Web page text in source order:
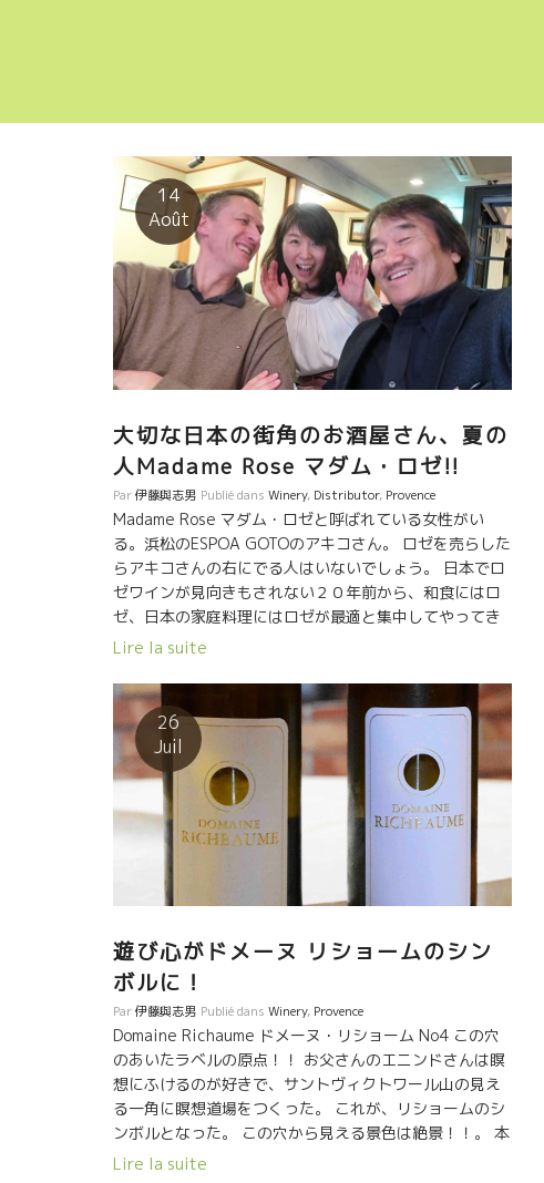
14
Août
大切な日本の街角のお酒屋さん、夏の
人Madame Rose マダム・ロゼ!!
Par伊藤與志男 Publié dans Winery, Distributor, Provence
Madame Rose マダム・ロゼと呼ばれている女性がい
る。浜松のESPOA GOTOのアキコさん。 ロゼを売らした
らアキコさんの右にでる人はいないでしょう。 日本でロ
ゼワインが見向きもされない２０年前から、和食にはロ
ゼ、日本の家庭料理にはロゼが最適と集中してやってき
た人。 流石のマダム・ロゼ。 プロヴァンスにも名前が
の１月に浜松を訪問。 マダム・ロゼ、アキコさんは３
０人ほどのお客さんと和食屋さんでソワレを開いてくれ
ました。 リショームのロゼと和食に合わせて頂きまし
た。皆さん大喜びやら、大発見で大好評だった。 ホ
ントに素晴らしいマリアージでした。和食とあまりにも
の合性にシルヴァンも驚いていました。 マダム・ロゼ、
その節はお世話になりました。最高のソワレでした。
Merci beaucoup! Un très important client
ESPOA GOTO, Madame Rosé ! Elle s’appelle Madame
Rosé. C’est Madame AKIKO GOTO du magasin ESPOA
Madame Akiko!! Il y a 20 ans, au Japon personne ne
[…]
Lire la suite
26
Juil
遊び心がドメーヌ リショームのシン
ボルに！
Par伊藤與志男 Publié dans Winery, Provence
Domaine Richaume ドメーヌ・リショーム No4 この穴
のあいたラベルの原点！！ お父さんのエニンドさんは瞑
想にふけるのが好きで、サントヴィクトワール山の見え
る一角に瞑想道場をつくった。 これが、リショームのシ
ンボルとなった。 この穴から見える景色は絶景！！。 本
当に何時間でも座っていられる。 座禅を組みたいとこ
Lire la suite